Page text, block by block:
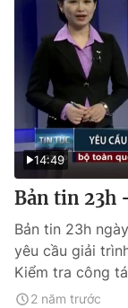
14:49
Bản tin 23h
Bản tin 23h
yêu cầu giải
Kiểm tra công
2 năm trước